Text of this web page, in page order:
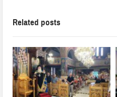
Related posts